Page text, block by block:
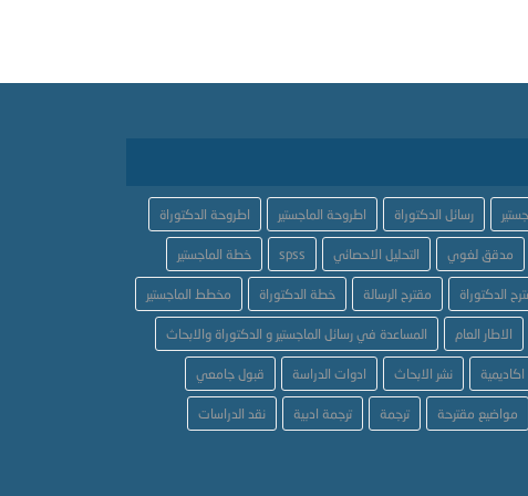
رسائل الدكتوراة اطروحة الماجستير اطروحة الدكتوراة
مدقق لغوي التحليل الاحصائي spss خطة الماجستير
الدكتوراة مقترح الرسالة خطة الدكتوراة مخطط الماجستير
الاطار العام المساعدة في رسائل الماجستير و الدكتوراة والابحاث
نشر الابحاث ادوات الدراسة قبول جامعي
مواضيع مقترحة ترجمة ترجمة ادبية نقد الدراسات